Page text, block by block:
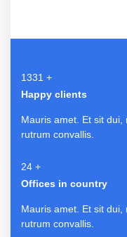
1415 +
Happy clients
Mauris amet. Et sit dui,
rutrum convallis.
25 +
Offices in country
Mauris amet. Et sit dui,
rutrum convallis.